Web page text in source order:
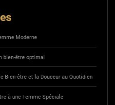
Moderne
bien-être optimal
Bien-être et la Douceur au Quotidien
à une Femme Spéciale